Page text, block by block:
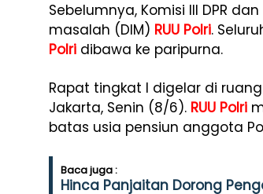
Sebelumnya, Komisi III DPR
masalah (DIM) RUU Polri.
Polri dibawa ke paripurna.
Rapat tingkat I digelar di ruang
Jakarta, Senin (8/6). RUU Polri
batas usia pensiun anggota
Baca juga :
Hinca Panjaitan Dorong